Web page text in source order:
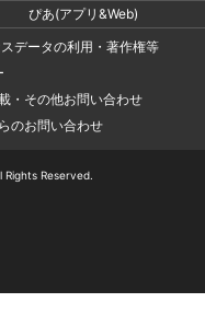
ぴあ(アプリ&Web)
データの利用・著作権等
・その他お問い合わせ
のお問い合わせ
Reserved.